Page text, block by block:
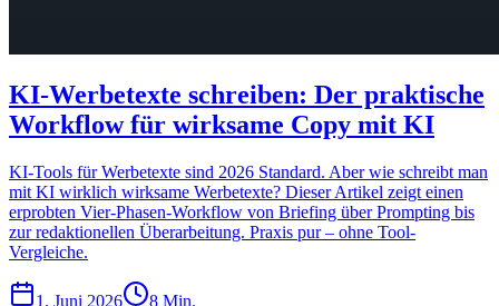
KI-Werbetexte schreiben: Der praktische
Workflow für wirksame Copy mit KI
KI-Tools für Werbetexte sind 2026 Standard. Aber wie schreibt man
mit KI wirklich wirksame Werbetexte? Dieser Artikel zeigt einen
erprobten Vier-Phasen-Workflow von Briefing über Prompting bis
zur redaktionellen Überarbeitung. Praxis pur – ohne Tool-
Vergleiche.
1. Juni 2026 8 Min.